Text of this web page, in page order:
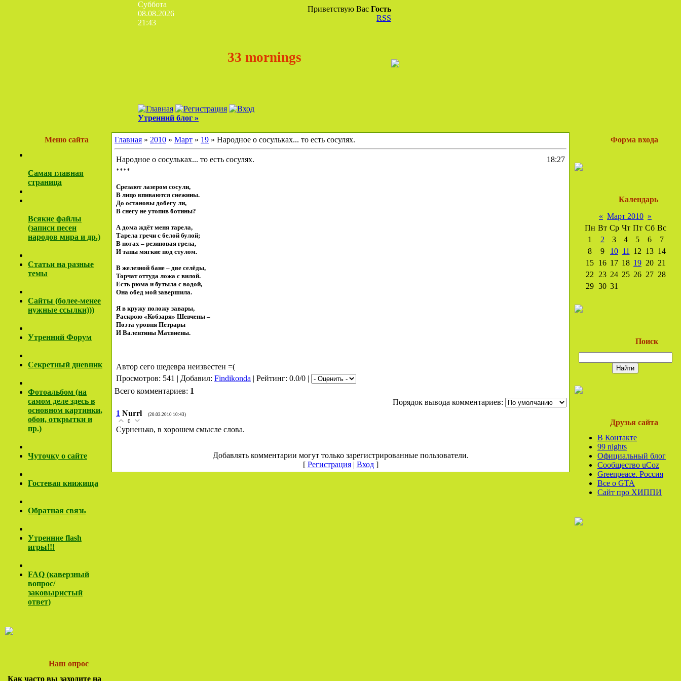
Суббота
08.08.2026
21:43
Приветствую Вас Гость
RSS
33 mornings
Утренний блог »
Меню сайта
Самая главная
страница
Всякие файлы
(записи песен
народов мира и др.)
Cтатьи на разные
темы
Сайты (более-менее
нужные ссылки)))
Утренний Форум
Секретный дневник
Фотоальбом (на
самом деле здесь в
основном картинки,
обои, открытки и
пр.)
Чуточку о сайте
Гостевая книжища
Обратная связь
Утренние flash
игры!!!
FAQ (каверзный
вопрос/
заковыристый
ответ)
Наш опрос
Как часто вы заходите на
Главная » 2010 » Март » 19 » Народное о сосульках... то есть сосулях.
Народное о сосульках... то есть сосулях. 18:27
****
Срезают лазером сосули,
В лицо впиваются снежины.
До остановы добегу ли,
В снегу не утопив ботины?
А дома ждёт меня тарела,
Тарела гречи с белой булой;
В ногах – резиновая грела,
И тапы мягкие под стулом.
В железной бане – две селёды,
Торчат оттуда ложа с вилой.
Есть рюма и бутыла с водой,
Она обед мой завершила.
Я в кружу положу завары,
Раскрою «Кобзаря» Шевчены –
Поэта уровня Петрары
И Валентины Матвиены.
Автор сего шедевра неизвестен =(
Просмотров: 541 | Добавил: Findikonda | Рейтинг: 0.0/0 |
Всего комментариев: 1
Порядок вывода комментариев:
1 Nurrl (20.03.2010 10:43)
0
Сурненько, в хорошем смысле слова.
Добавлять комментарии могут только зарегистрированные пользователи.
[ Регистрация| Вход]
Форма входа
Календарь
« Март 2010 »
Пн Вт Ср Чт Пт Сб Вс
1
2 3 4 5 6
7
8
9 10 11 12 13 14
15 16 17 18 19 20 21
22
23 24 25 26 27 28
29 30 31
Поиск
Друзья сайта
В Контакте
99 nights
Официальный блог
Сообщество uCoz
Greenpeace. Россия
Все o GTA
Сайт про ХИППИ